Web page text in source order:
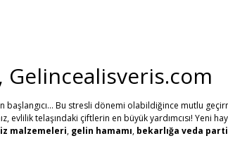
Gönder
Gelincealisveris.com
başlangıcı... Bu stresli dönemi olabildiğince mutlu
telaşındaki çiftlerin en büyük yardımcısı! Yeni
malzemeleri, gelin hamamı, bekarlığa veda